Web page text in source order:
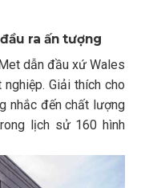
ra ấn tượng
dẫn đầu xứ Wales
Giải thích cho
nhắc đến chất lượng
lịch sử 160 hình